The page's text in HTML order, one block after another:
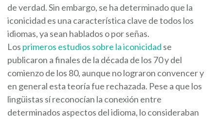
de verdad. Sin embargo, se ha determinado que la
iconicidad es una característica clave de todos los
idiomas, ya sean hablados o por señas.
Los primeros estudios sobre la iconicidad se
publicaron a finales de la década de los 70 y del
comienzo de los 80, aunque no lograron convencer y
en general esta teoría fue rechazada. Pese a que los
lingüistas sí reconocían la conexión entre
determinados aspectos del idioma, lo consideraban